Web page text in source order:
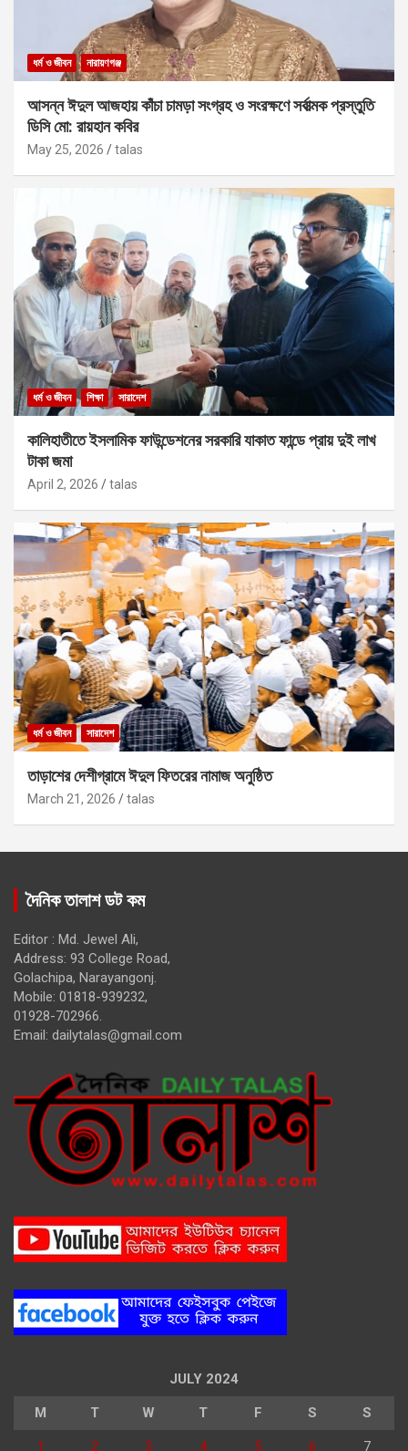
ধর্ম ও জীবন নারায়ণগঞ্জ
আসন্ন ঈদুল আজহায় কাঁচা চামড়া সংগ্রহ ও সংরক্ষণে সর্বাত্মক প্রস্তুতি
ডিসি মো: রায়হান কবির
May 25, 2026 talas
ধর্ম ও জীবন শিক্ষা সারাদেশ
কালিহাতীতে ইসলামিক ফাউন্ডেশনের সরকারি যাকাত ফান্ডে প্রায় দুই লাখ
টাকা জমা
April 2, 2026 talas
ধর্ম ও জীবন সারাদেশ
তাড়াশের দেশীগ্রামে ঈদুল ফিতরের নামাজ অনুষ্ঠিত
March 21, 2026 talas
দৈনিক তালাশ ডট কম
Editor : Md. Jewel Ali,
Address: 93 College Road,
Golachipa, Narayangonj.
Mobile: 01818-939232,
01928-702966.
Email: dailytalas@gmail.com
JULY 2024
M T W T F S S
1 2 3 4 5 6 7